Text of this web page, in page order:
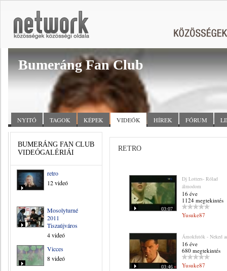
Bumeráng Fan Club
NYITÓ TAGOK KÉPEK VIDEÓK HÍREK FÓRUM
BUMERÁNG FAN CLUB
VIDEÓGALÉRIÁI
retro
12 videó
Mosolyturné
2011
Tiszaújváros
4 videó
Vicces
8 videó
RETRO
03:07
Dj Lotters- Rólad
álmodom
16 éve
1124 megtekintés
Yusuke87
03:46
Ámokfutók - Neked
16 éve
680 megtekintés
Yusuke87